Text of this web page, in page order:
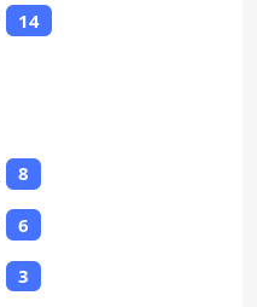
14
8
6
3